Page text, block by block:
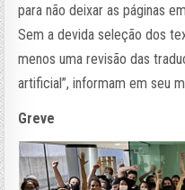
para não deixar as páginas
Sem a devida seleção dos
menos uma revisão das
artificial”, informam em seu
Greve